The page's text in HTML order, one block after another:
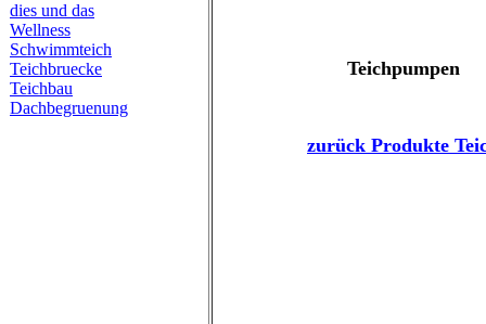
dies und das
Wellness
Schwimmteich
Teichbruecke
Teichbau
Dachbegruenung
Teichpumpen
zurück Produkte